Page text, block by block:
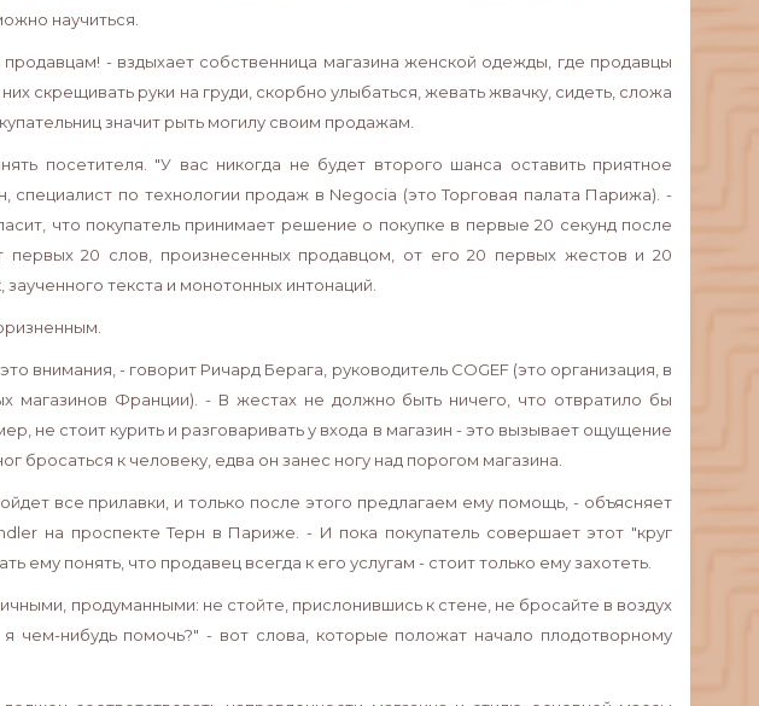
научиться.
- вздыхает собственница магазина женской одежды, где продавцы
скрещивать руки на груди, скорбно улыбаться, жевать жвачку, сидеть, сложа
значит рыть могилу своим продажам.
посетителя. "У вас никогда не будет второго шанса оставить приятное
по технологии продаж в Negocia (это Торговая палата Парижа). -
что покупатель принимает решение о покупке в первые 20 секунд после
первых 20 слов, произнесенных продавцом, от его 20 первых жестов и 20
текста и монотонных интонаций.
- говорит Ричард Берага, руководитель COGEF (это организация, в
магазинов Франции). - В жестах не должно быть ничего, что отвратило бы
не стоит курить и разговаривать у входа в магазин - это вызывает ощущение
бросаться к человеку, едва он занес ногу над порогом магазина.
все прилавки, и только после этого предлагаем ему помощь, - объясняет
на проспекте Терн в Париже. - И пока покупатель совершает этот "круг
ему понять, что продавец всегда к его услугам - стоит только ему захотеть.
продуманными: не стойте, прислонившись к стене, не бросайте в воздух
я чем-нибудь помочь?" - вот слова, которые положат начало плодотворному